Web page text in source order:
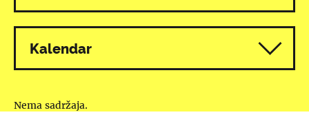
Kalendar
Nema sadržaja.